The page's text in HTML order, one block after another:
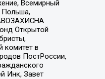
Всемирный
Польша,
Открытой
комитет в
ПостРоссии,
Инк, Завет